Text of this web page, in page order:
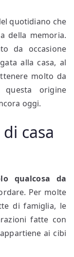
quotidiano che
della memoria.
da occasione
alla casa, al
molto da
origine
oggi.
casa
qualcosa da
Per molte
di famiglia, le
fatte con
ai cibi